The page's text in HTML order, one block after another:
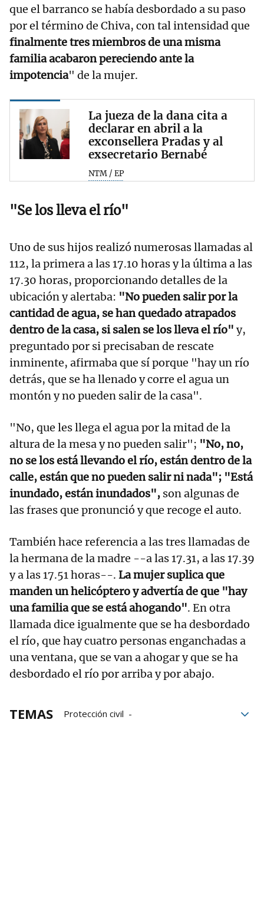
que el barranco se había desbordado a su paso
por el término de Chiva, con tal intensidad que
finalmente tres miembros de una misma
familia acabaron pereciendo ante la
impotencia" de la mujer.
La jueza de la dana cita a
declarar en abril a la
exconsellera Pradas y al
exsecretario Bernabé
NTM / EP
"Se los lleva el río"
Uno de sus hijos realizó numerosas llamadas al
112, la primera a las 17.10 horas y la última a las
17.30 horas, proporcionando detalles de la
ubicación y alertaba: "No pueden salir por la
cantidad de agua, se han quedado atrapados
dentro de la casa, si salen se los lleva el río" y,
preguntado por si precisaban de rescate
inminente, afirmaba que sí porque "hay un río
detrás, que se ha llenado y corre el agua un
montón y no pueden salir de la casa".
"No, que les llega el agua por la mitad de la
altura de la mesa y no pueden salir"; "No, no,
no se los está llevando el río, están dentro de la
calle, están que no pueden salir ni nada"; "Está
inundado, están inundados", son algunas de
las frases que pronunció y que recoge el auto.
También hace referencia a las tres llamadas de
la hermana de la madre --a las 17.31, a las 17.39
y a las 17.51 horas--. La mujer suplica que
manden un helicóptero y advertía de que "hay
una familia que se está ahogando". En otra
llamada dice igualmente que se ha desbordado
el río, que hay cuatro personas enganchadas a
una ventana, que se van a ahogar y que se ha
desbordado el río por arriba y por abajo.
TEMAS
Protección civil